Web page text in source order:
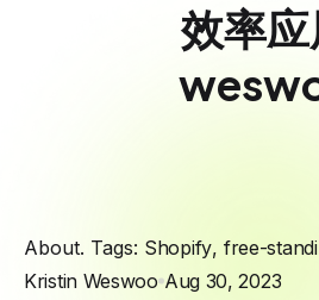
效率应
About. Tags: Shopify, free-
Kristin Weswoo Aug 30, 2023